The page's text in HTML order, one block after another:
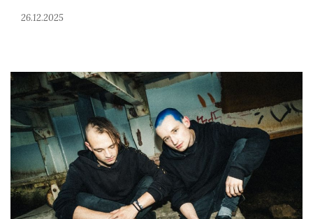
26.12.2025